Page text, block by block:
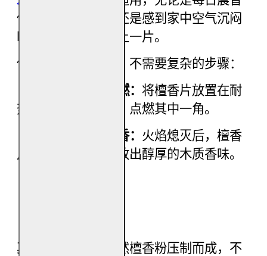
供神、冥想静坐，还是感到家中空气沉闷
时，随时都可以点上一片。
使用起来非常简单，不需要复杂的步骤：
（步骤一）直接点燃： 将檀香片放置在耐
热的香炉或香托上，点燃其中一角。
（步骤二）静置散香： 火焰熄灭后，檀香
片会缓缓阴燃，释放出醇厚的木质香味。
真材实料：
采用天然檀香粉压制而成，不